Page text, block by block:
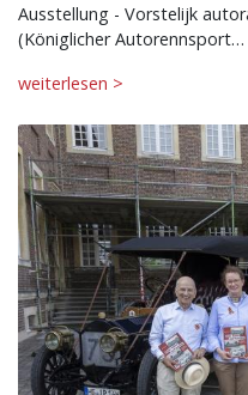
Ausstellung - Vorstelijk
(Königlicher Autorennsport…
weiterlesen >